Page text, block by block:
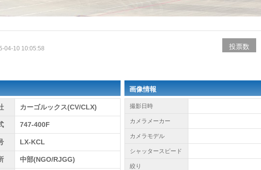
04-10 10:05:58 投票数
カーゴルックス(CV/CLX)
747-400F
LX-KCL
中部(NGO/RJGG)
画像情報
撮影日時
カメラメーカー
カメラモデル
シャッタースピード
絞り